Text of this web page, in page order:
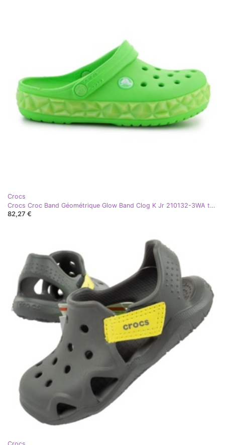
Crocs
Crocs Croc Band Géométrique Glow Band Clog K Jr 210132-3WA tongs vert
82,27 €